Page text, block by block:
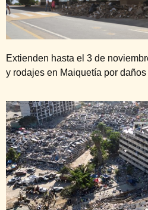
Extienden hasta el 3 de
y rodajes en Maiquetía por